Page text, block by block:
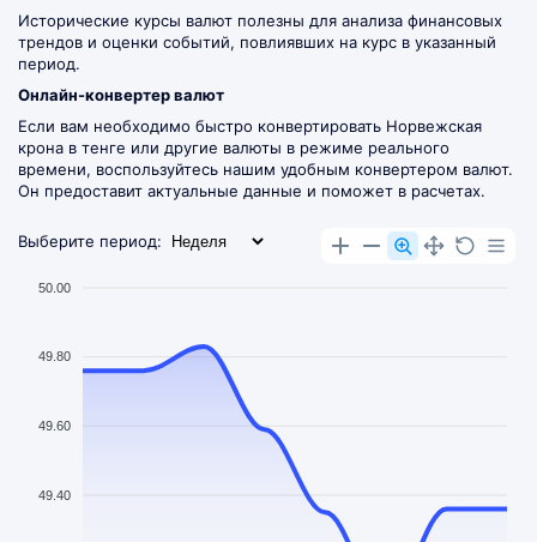
Исторические курсы валют полезны для анализа финансовых
трендов и оценки событий, повлиявших на курс в указанный
период.
Онлайн-конвертер валют
Если вам необходимо быстро конвертировать Норвежская
крона в тенге или другие валюты в режиме реального
времени, воспользуйтесь нашим удобным конвертером валют.
Он предоставит актуальные данные и поможет в расчетах.
Выберите период:
50.00
49.80
49.60
49.40